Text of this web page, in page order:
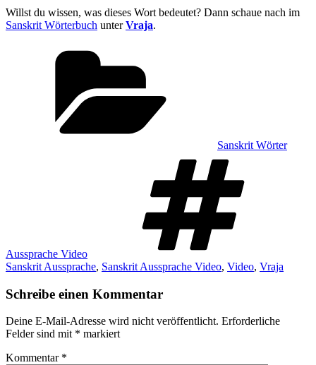
Willst du wissen, was dieses Wort bedeutet? Dann schaue nach im
Sanskrit Wörterbuch unterVraja.
Sanskrit Wörter
Aussprache Video
Sanskrit Aussprache, Sanskrit Aussprache Video, Video, Vraja
Schreibe einen Kommentar
Deine E-Mail-Adresse wird nicht veröffentlicht. Erforderliche
Felder sind mit * markiert
Kommentar *